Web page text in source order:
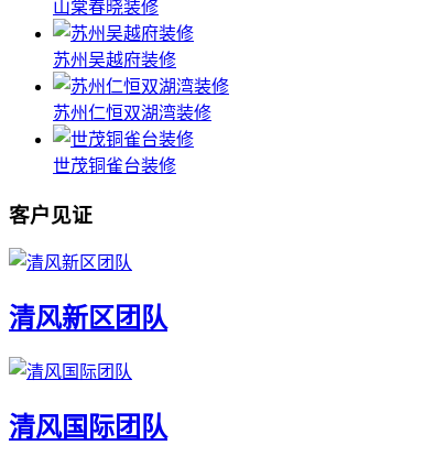
山棠春晓装修
苏州吴越府装修
苏州仁恒双湖湾装修
世茂铜雀台装修
客户见证
清风新区团队
清风国际团队